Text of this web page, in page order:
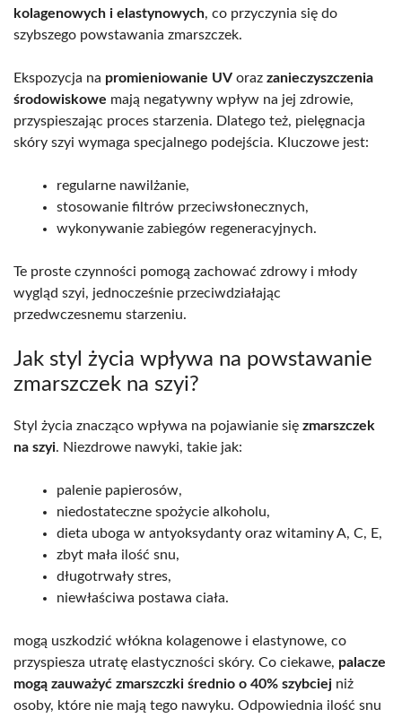
kolagenowych i elastynowych, co przyczynia się do
szybszego powstawania zmarszczek.
Ekspozycja na promieniowanie UV oraz zanieczyszczenia
środowiskowe mają negatywny wpływ na jej zdrowie,
przyspieszając proces starzenia. Dlatego też, pielęgnacja
skóry szyi wymaga specjalnego podejścia. Kluczowe jest:
regularne nawilżanie,
stosowanie filtrów przeciwsłonecznych,
wykonywanie zabiegów regeneracyjnych.
Te proste czynności pomogą zachować zdrowy i młody
wygląd szyi, jednocześnie przeciwdziałając
przedwczesnemu starzeniu.
Jak styl życia wpływa na powstawanie
zmarszczek na szyi?
Styl życia znacząco wpływa na pojawianie się zmarszczek
na szyi. Niezdrowe nawyki, takie jak:
palenie papierosów,
niedostateczne spożycie alkoholu,
dieta uboga w antyoksydanty oraz witaminy A, C, E,
zbyt mała ilość snu,
długotrwały stres,
niewłaściwa postawa ciała.
mogą uszkodzić włókna kolagenowe i elastynowe, co
przyspiesza utratę elastyczności skóry. Co ciekawe, palacze
mogą zauważyć zmarszczki średnio o 40% szybciej niż
osoby, które nie mają tego nawyku. Odpowiednia ilość snu